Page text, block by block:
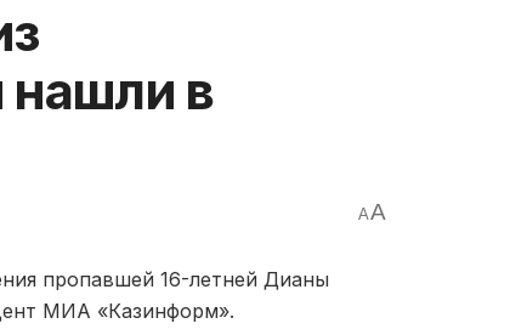
нашли в
AA
пропавшей 16-летней Дианы
МИА «Казинформ».